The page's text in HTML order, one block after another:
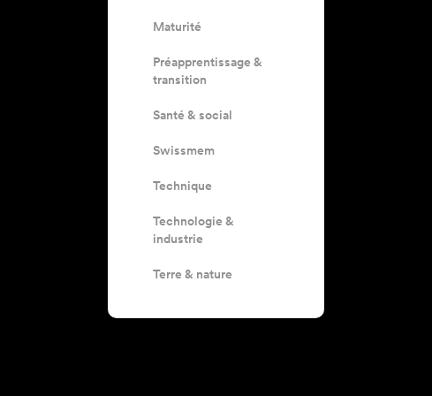
Maturité
Préapprentissage &
transition
Santé & social
Swissmem
Technique
Technologie &
industrie
Terre & nature